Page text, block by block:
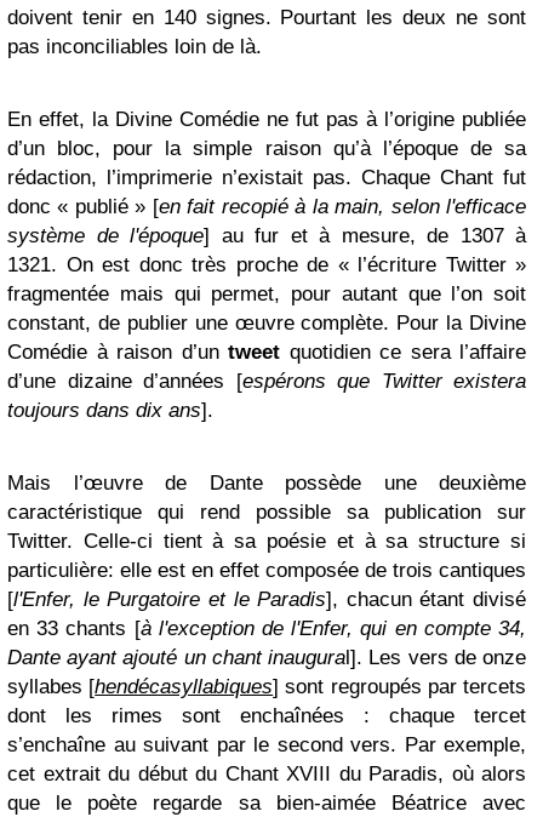
doivent tenir en 140 signes. Pourtant les deux ne sont
pas inconciliables loin de là.
En effet, la Divine Comédie ne fut pas à l’origine publiée
d’un bloc, pour la simple raison qu’à l’époque de sa
rédaction, l’imprimerie n’existait pas. Chaque Chant fut
donc « publié » [en fait recopié à la main, selon l'efficace
système de l'époque] au fur et à mesure, de 1307 à
1321. On est donc très proche de « l’écriture Twitter »
fragmentée mais qui permet, pour autant que l’on soit
constant, de publier une œuvre complète. Pour la Divine
Comédie à raison d’un tweet quotidien ce sera l’affaire
d’une dizaine d’années [espérons que Twitter existera
toujours dans dix ans].
Mais l’œuvre de Dante possède une deuxième
caractéristique qui rend possible sa publication sur
Twitter. Celle-ci tient à sa poésie et à sa structure si
particulière: elle est en effet composée de trois cantiques
[l'Enfer, le Purgatoire et le Paradis], chacun étant divisé
en 33 chants [à l'exception de l'Enfer, qui en compte 34,
Dante ayant ajouté un chant inaugura l]. Les vers de onze
syllabes [hendécasyllabiques] sont regroupés par tercets
dont les rimes sont enchaînées : chaque tercet
s’enchaîne au suivant par le second vers. Par exemple,
cet extrait du début du Chant XVIII du Paradis, où alors
que le poète regarde sa bien-aimée Béatrice avec